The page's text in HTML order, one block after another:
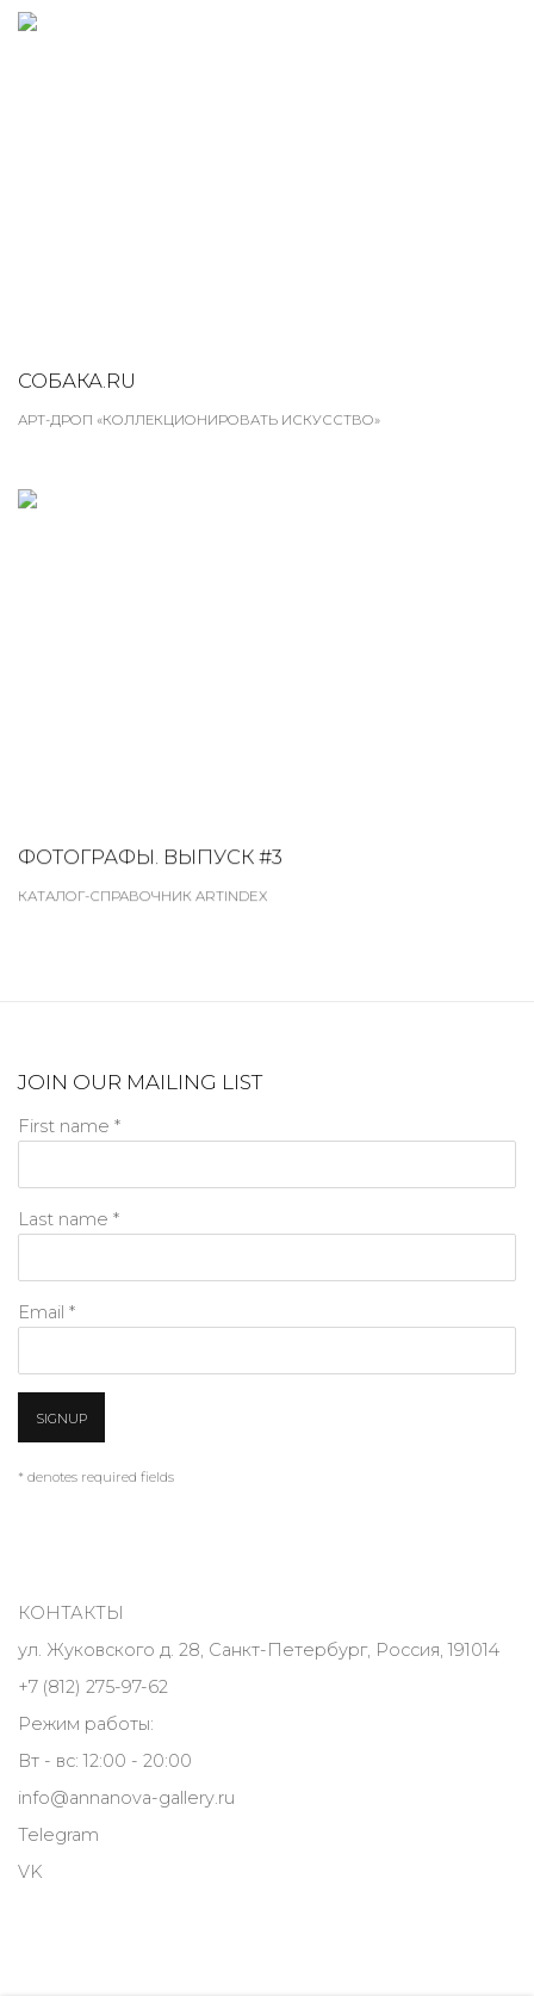
СОБАКА.RU
АРТ-ДРОП «КОЛЛЕКЦИОНИРОВАТЬ ИСКУССТВО»
ФОТОГРАФЫ. ВЫПУСК #3
КАТАЛОГ-СПРАВОЧНИК ARTINDEX
JOIN OUR MAILING LIST
First name *
Last name *
Email *
SIGNUP
* denotes required fields
КОНТАКТЫ
ул. Жуковского д. 28, Санкт-Петербург, Россия, 191014
+7 (812) 275-97-62
Режим работы:
Вт - вс: 12:00 - 20:00
info@annanova-gallery.ru
Telegram
VK